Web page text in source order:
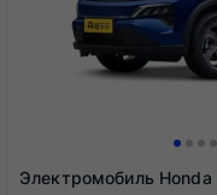
Электромобиль